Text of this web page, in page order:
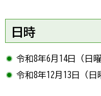
日時
令和8年6月14日（日
令和8年12月13日（日